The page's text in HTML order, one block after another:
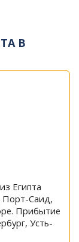
В
Египта
Порт-Саид,
Прибытие
Усть-